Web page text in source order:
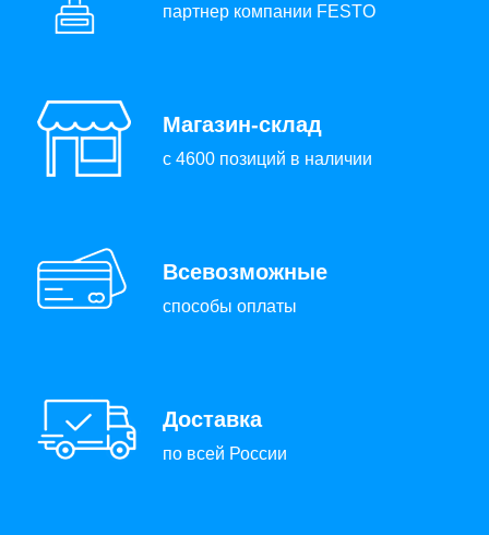
партнер компании FESTO
Магазин-склад
с 4600 позиций в наличии
Всевозможные
способы оплаты
Доставка
по всей России